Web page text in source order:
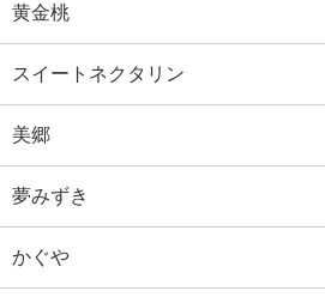
黄金桃
スイートネクタリン
美郷
夢みずき
かぐや